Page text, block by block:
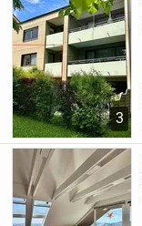
3